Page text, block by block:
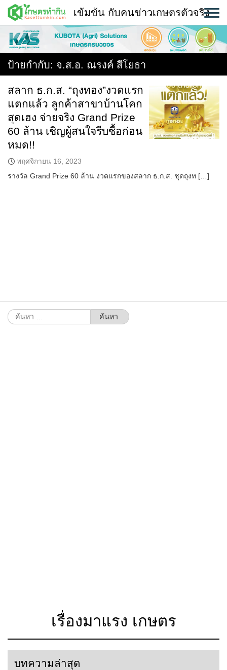
Skip
content
พืช
หน้าแรก
ใคร ทำอะไร ที่ไหน
สถานีข่าววันนี้
เข้มข้น กับคนข่าวเกษตรตัวจริง
ป้ายกำกับ: จ.ส.อ. ณรงค์ สีโยธา
สลาก ธ.ก.ส. “ถุงทอง”งวดแรก
แตกแล้ว ลูกค้าสาขาบ้านโคก
สุดเฮง จ่ายจริง Grand Prize
60 ล้าน เชิญผู้สนใจรีบซื้อก่อน
หมด!!
พฤศจิกายน 16, 2023
รางวัล Grand Prize 60 ล้าน งวดแรกของสลาก ธ.ก.ส. ชุดถุงท […]
ค้นหา
สำหรับ:
เรื่องมาแรง เกษตร
บทความล่าสุด